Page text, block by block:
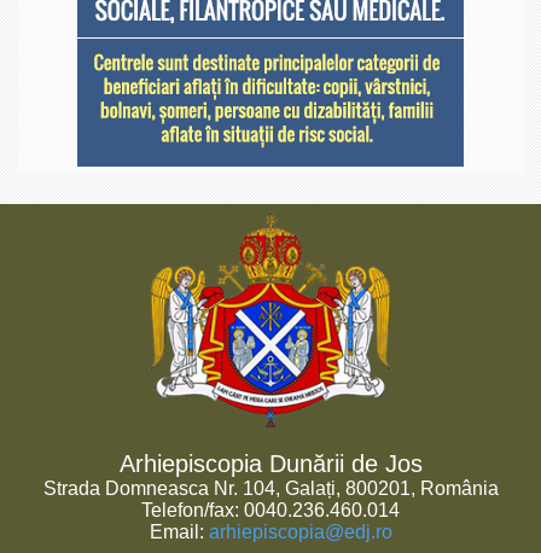
Arhiepiscopia Dunării de Jos
Strada Domneasca Nr. 104, Galați, 800201, România
Telefon/fax: 0040.236.460.014
Email: arhiepiscopia@edj.ro